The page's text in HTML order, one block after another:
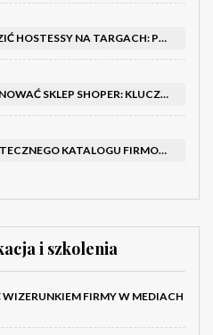
JAK SKUTECZNIE PROWADZIĆ HOSTESSY NA TARGACH: PORADNIK I SZKOLENIA
JAK SKUTECZNIE POZYCJONOWAĆ SKLEP SHOPER: KLUCZOWE KROKI I STRATEGIE
KLUCZOWE ELEMENTY SKUTECZNEGO KATALOGU FIRMOWEGO I BROSZURY
i szkolenia
FIRMY W MEDIACH